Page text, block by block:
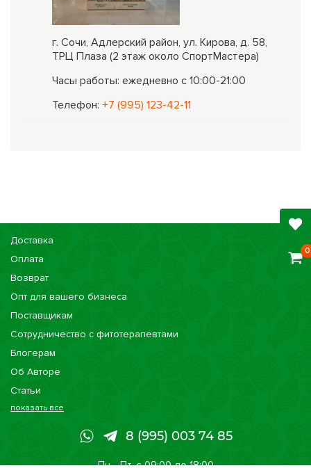
г. Сочи, Адлерский район, ул. Кирова, д. 58,
ТРЦ Плаза (2 этаж около СпортМастера)
Часы работы: ежедневно с 10:00-21:00
Телефон: +7 (995) 123-42-11
0
Доставка
Оплата
Возврат
Опт для вашего бизнеса
Поставщикам
Сотрудничество с фитотерапевтами
Блогерам
Об Авторе
Статьи
Консультации
Наши магазины
показать все
8 (995) 003 74 85
Пн - Пт, с 09:00 до 18:00